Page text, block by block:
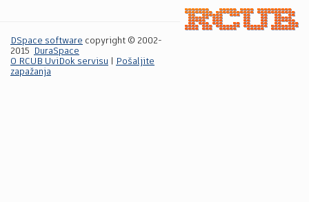
DSpace software copyright © 2002-
2015
DuraSpace
O RCUB UviDok servisu
Pošaljite
zapažanja